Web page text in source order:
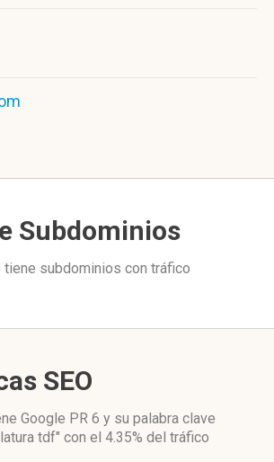
Subdominios
tiene subdominios con tráfico
SEO
Google PR 6 y su palabra clave
tdf" con el 4.35% del tráfico